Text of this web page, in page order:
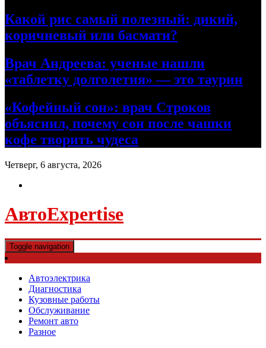
Какой рис самый полезный: дикий,
коричневый или басмати?
Врач Андреева: ученые нашли
«таблетку долголетия» — это таурин
«Кофейный сон»: врач Строков
объяснил, почему сон после чашки
кофе творить чудеса
Четверг, 6 августа, 2026
АвтоExpertise
Toggle navigation
Автоэлектрика
Диагностика
Кузовные работы
Обслуживание
Ремонт авто
Разное